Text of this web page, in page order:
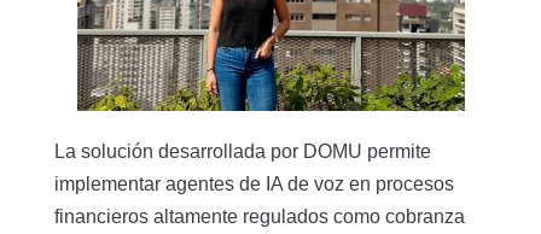
La solución desarrollada por DOMU permite
implementar agentes de IA de voz en procesos
financieros altamente regulados como cobranza